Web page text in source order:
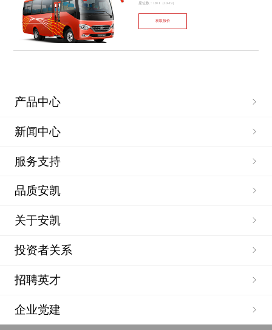
座位数：18+1（10-19）
获取报价
产品中心
新闻中心
服务支持
品质安凯
关于安凯
投资者关系
招聘英才
企业党建